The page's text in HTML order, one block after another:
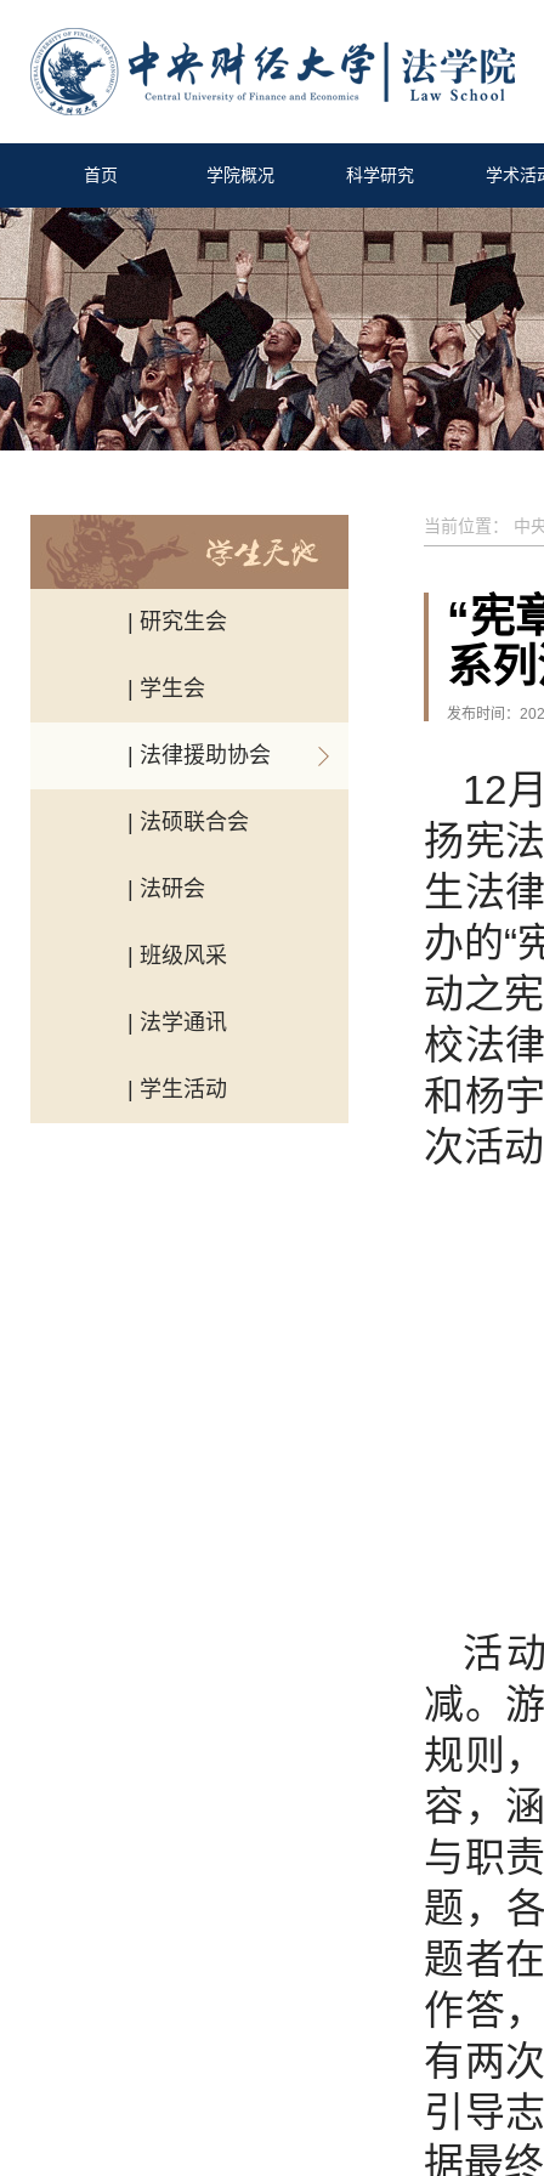
首页 学院概况 科学研究 学术活
| 研究生会
| 学生会
| 法律援助协会
| 法硕联合会
| 法研会
| 班级风采
| 法学通讯
| 学生活动
当前位置： 中
“宪
系
发布时间：
12
扬宪
生法
办的“
动之
校法
和杨
次活
活
减。
规则
容，
与职
题，
题者
作答
有两
引导
据最